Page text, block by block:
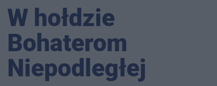
W hołdzie
Bohaterom
Niepodległej